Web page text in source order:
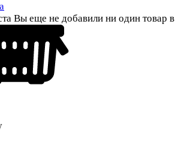
Вы еще не добавили ни один товар в